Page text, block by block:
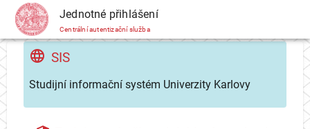
CAS Jednotné přihlášení
Centrální autentizační služba
SIS
Studijní informační systém Univerzity Karlovy